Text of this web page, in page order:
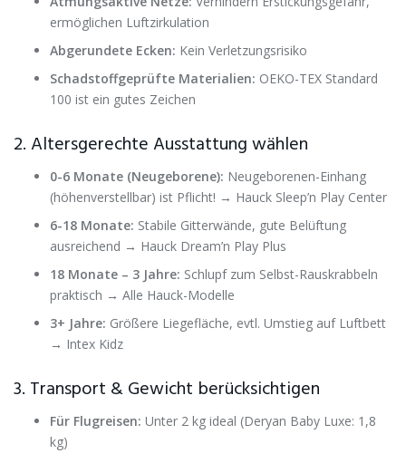
ermöglichen Luftzirkulation
Abgerundete Ecken: Kein Verletzungsrisiko
Schadstoffgeprüfte Materialien: OEKO-TEX Standard
100 ist ein gutes Zeichen
2. Altersgerechte Ausstattung wählen
0-6 Monate (Neugeborene): Neugeborenen-Einhang
(höhenverstellbar) ist Pflicht! → Hauck Sleep’n Play Center
6-18 Monate: Stabile Gitterwände, gute Belüftung
ausreichend → Hauck Dream’n Play Plus
18 Monate – 3 Jahre: Schlupf zum Selbst-Rauskrabbeln
praktisch → Alle Hauck-Modelle
3+ Jahre: Größere Liegefläche, evtl. Umstieg auf Luftbett
→ Intex Kidz
3. Transport & Gewicht berücksichtigen
Für Flugreisen: Unter 2 kg ideal (Deryan Baby Luxe: 1,8
kg)